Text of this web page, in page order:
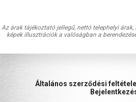
Az árak tájékoztató jellegű, nettó telephelyi
képek illusztrációk a valóságban a
Általános szerződési